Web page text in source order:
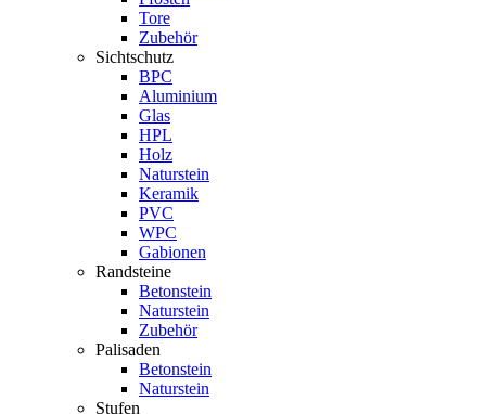
Tore
Zubehör
Sichtschutz
BPC
Aluminium
Glas
HPL
Holz
Naturstein
Keramik
PVC
WPC
Gabionen
Randsteine
Betonstein
Naturstein
Zubehör
Palisaden
Betonstein
Naturstein
Stufen